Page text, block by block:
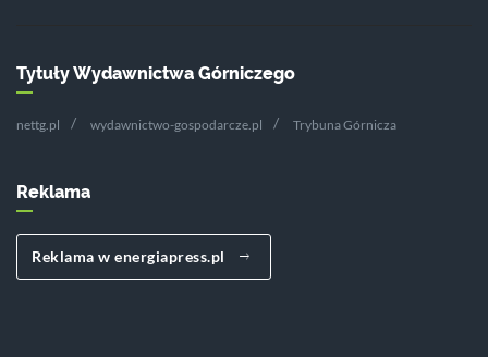
Tytuły Wydawnictwa Górniczego
nettg.pl wydawnictwo-gospodarcze.pl Trybuna Górnicza
Reklama
Reklama w energiapress.pl